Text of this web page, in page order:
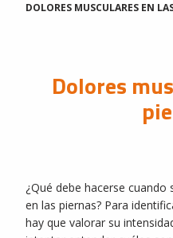
DOLORES MUSCULARES EN
Dolores
¿Qué debe hacerse
en las piernas? Para
hay que valorar su